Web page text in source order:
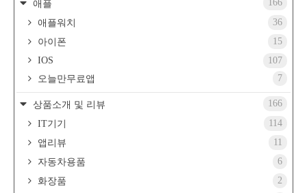
애플
166
애플워치
36
아이폰
15
IOS
107
오늘만무료앱
7
상품소개 및 리뷰
166
IT기기
114
앱리뷰
11
자동차용품
6
화장품
2